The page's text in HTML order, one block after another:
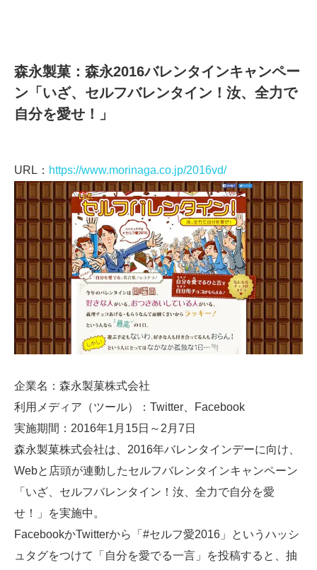
森永製菓：森永2016バレンタインキャンペー
ン「いざ、セルフバレンタイン！汝、全力で
自分を愛せ！」
URL： https://www.morinaga.co.jp/2016vd/
企業名：森永製菓株式会社
利用メディア（ツール）：Twitter、Facebook
実施期間：2016年1月15日～2月7日
森永製菓株式会社は、2016年バレンタインデーに向け、
Webと店頭が連動したセルフバレンタインキャンペーン
「いざ、セルフバレンタイン！汝、全力で自分を愛
せ！」を実施中。
FacebookかTwitterから「#セルフ愛2016」というハッシ
ュタグをつけて「自分を愛でる一言」を投稿すると、抽